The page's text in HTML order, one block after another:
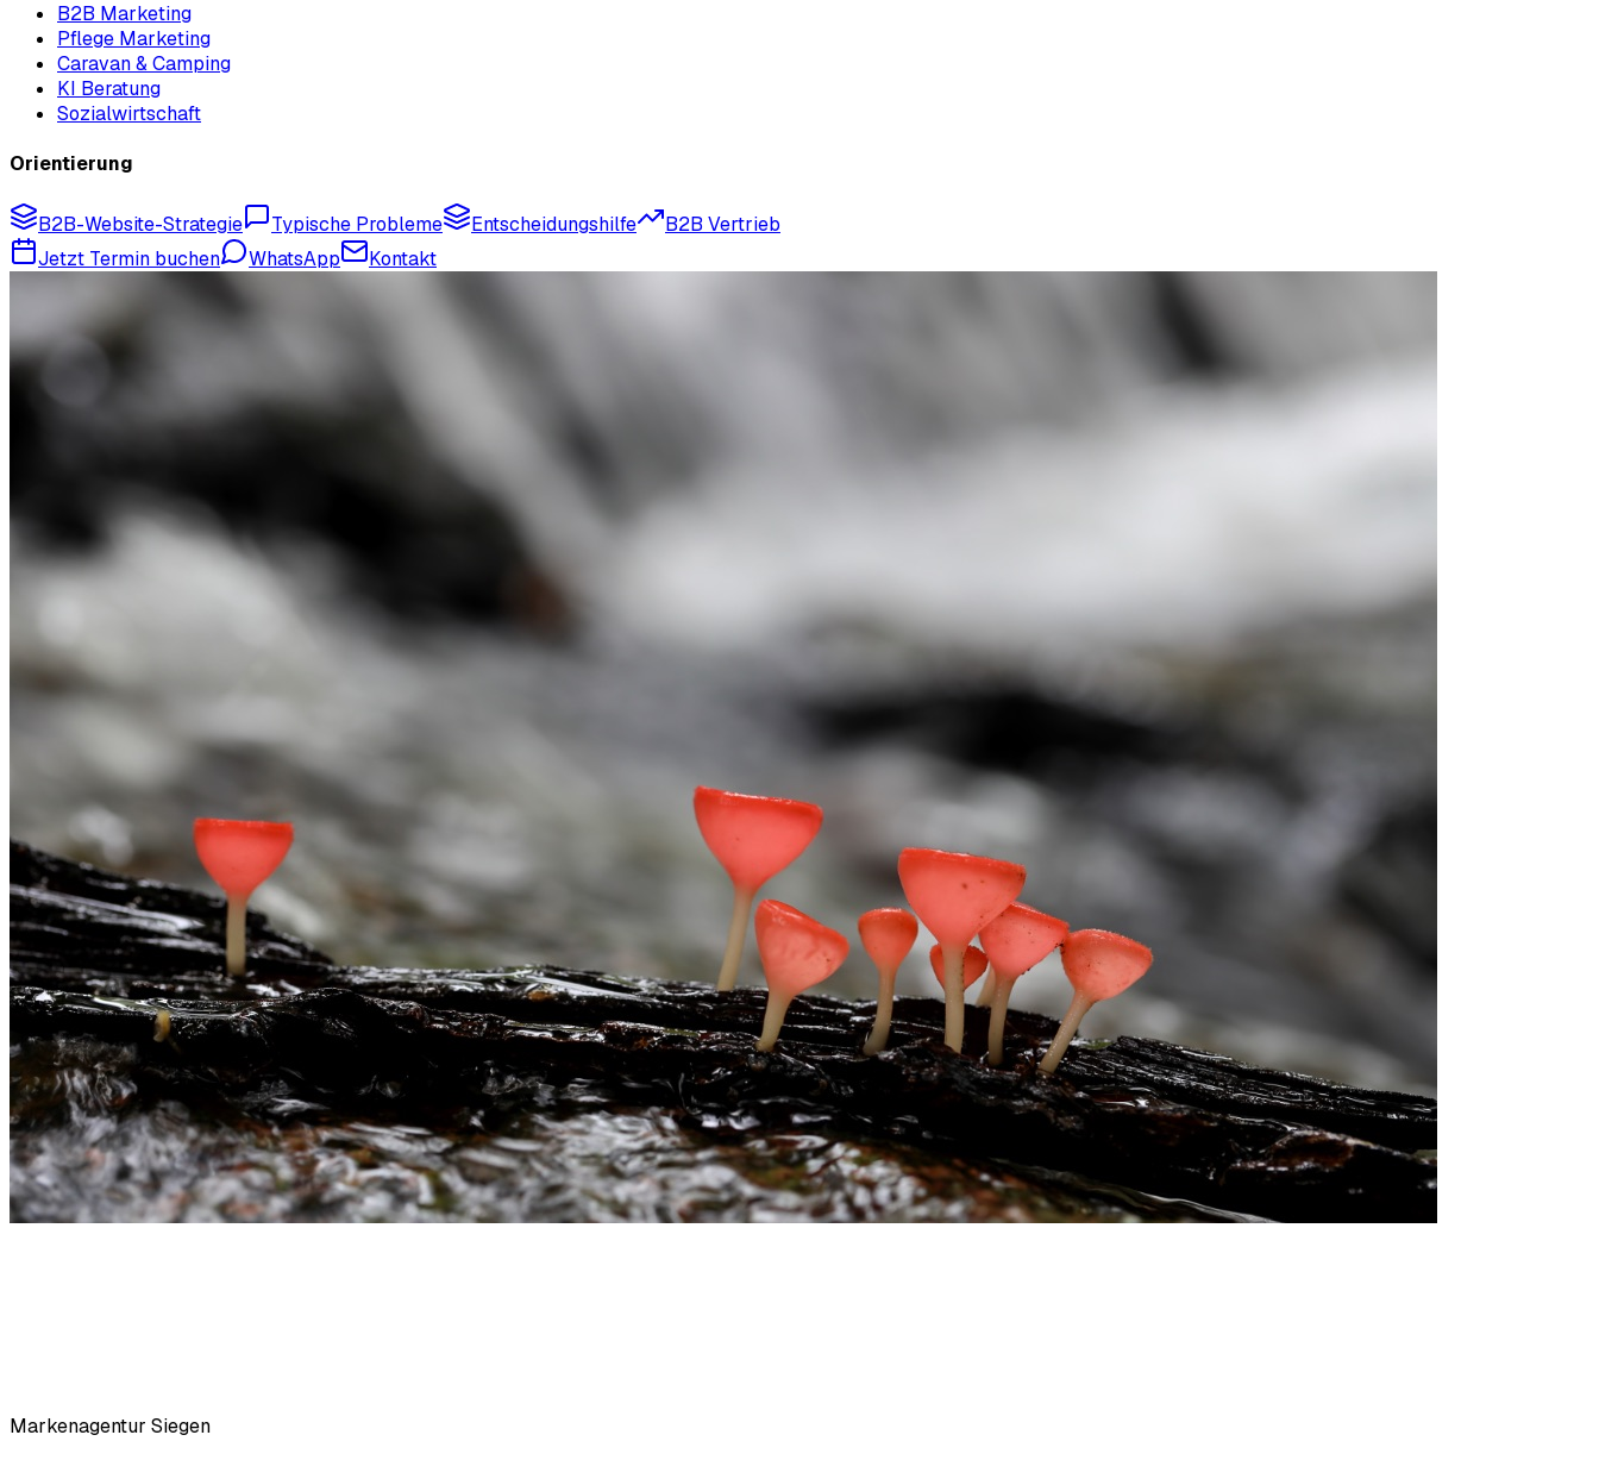
B2B Marketing
Pflege Marketing
Caravan & Camping
KI Beratung
Sozialwirtschaft
Orientierung
B2B-Website-Strategie Typische Probleme Entscheidungshilfe
B2B Vertrieb
Jetzt Termin buchen
WhatsApp Kontakt
Markenagentur Siegen